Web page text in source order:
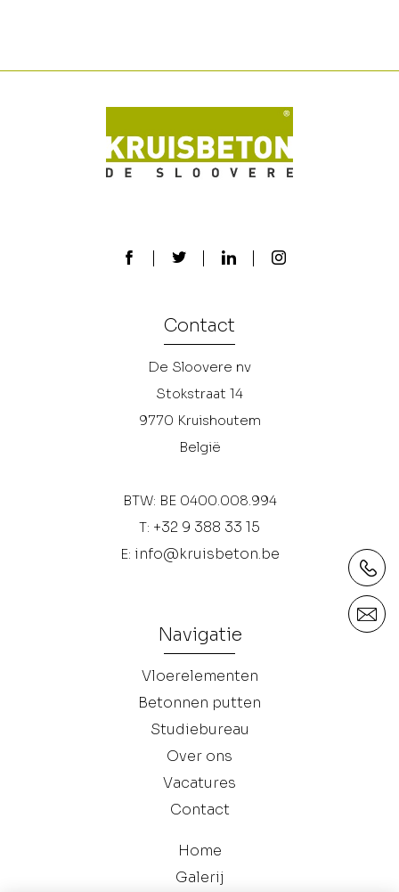
Contact
De Sloovere nv
Stokstraat 14
9770 Kruishoutem
België
BTW: BE 0400.008.994
T: +32 9 388 33 15
E: info@kruisbeton.be
Navigatie
Vloerelementen
Betonnen putten
Studiebureau
Over ons
Vacatures
Contact
Home
Galerij